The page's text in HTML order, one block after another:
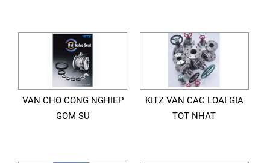
VAN CHO CONG NGHIEP
GOM SU
KITZ VAN CAC LOAI GIA
TOT NHAT